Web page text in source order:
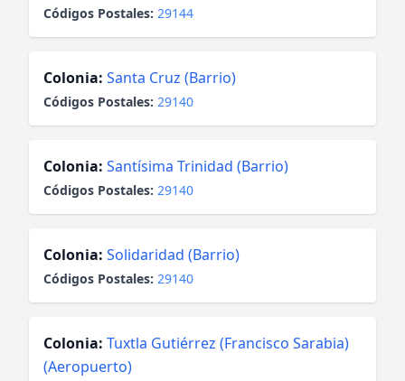
Códigos Postales: 29144
Colonia: Santa Cruz (Barrio)
Códigos Postales: 29140
Colonia: Santísima Trinidad (Barrio)
Códigos Postales: 29140
Colonia: Solidaridad (Barrio)
Códigos Postales: 29140
Colonia: Tuxtla Gutiérrez (Francisco Sarabia)
(Aeropuerto)